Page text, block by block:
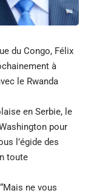
du Congo, Félix
à
le Rwanda
en Serbie, le
pour
l’égide des
toute
ne vous